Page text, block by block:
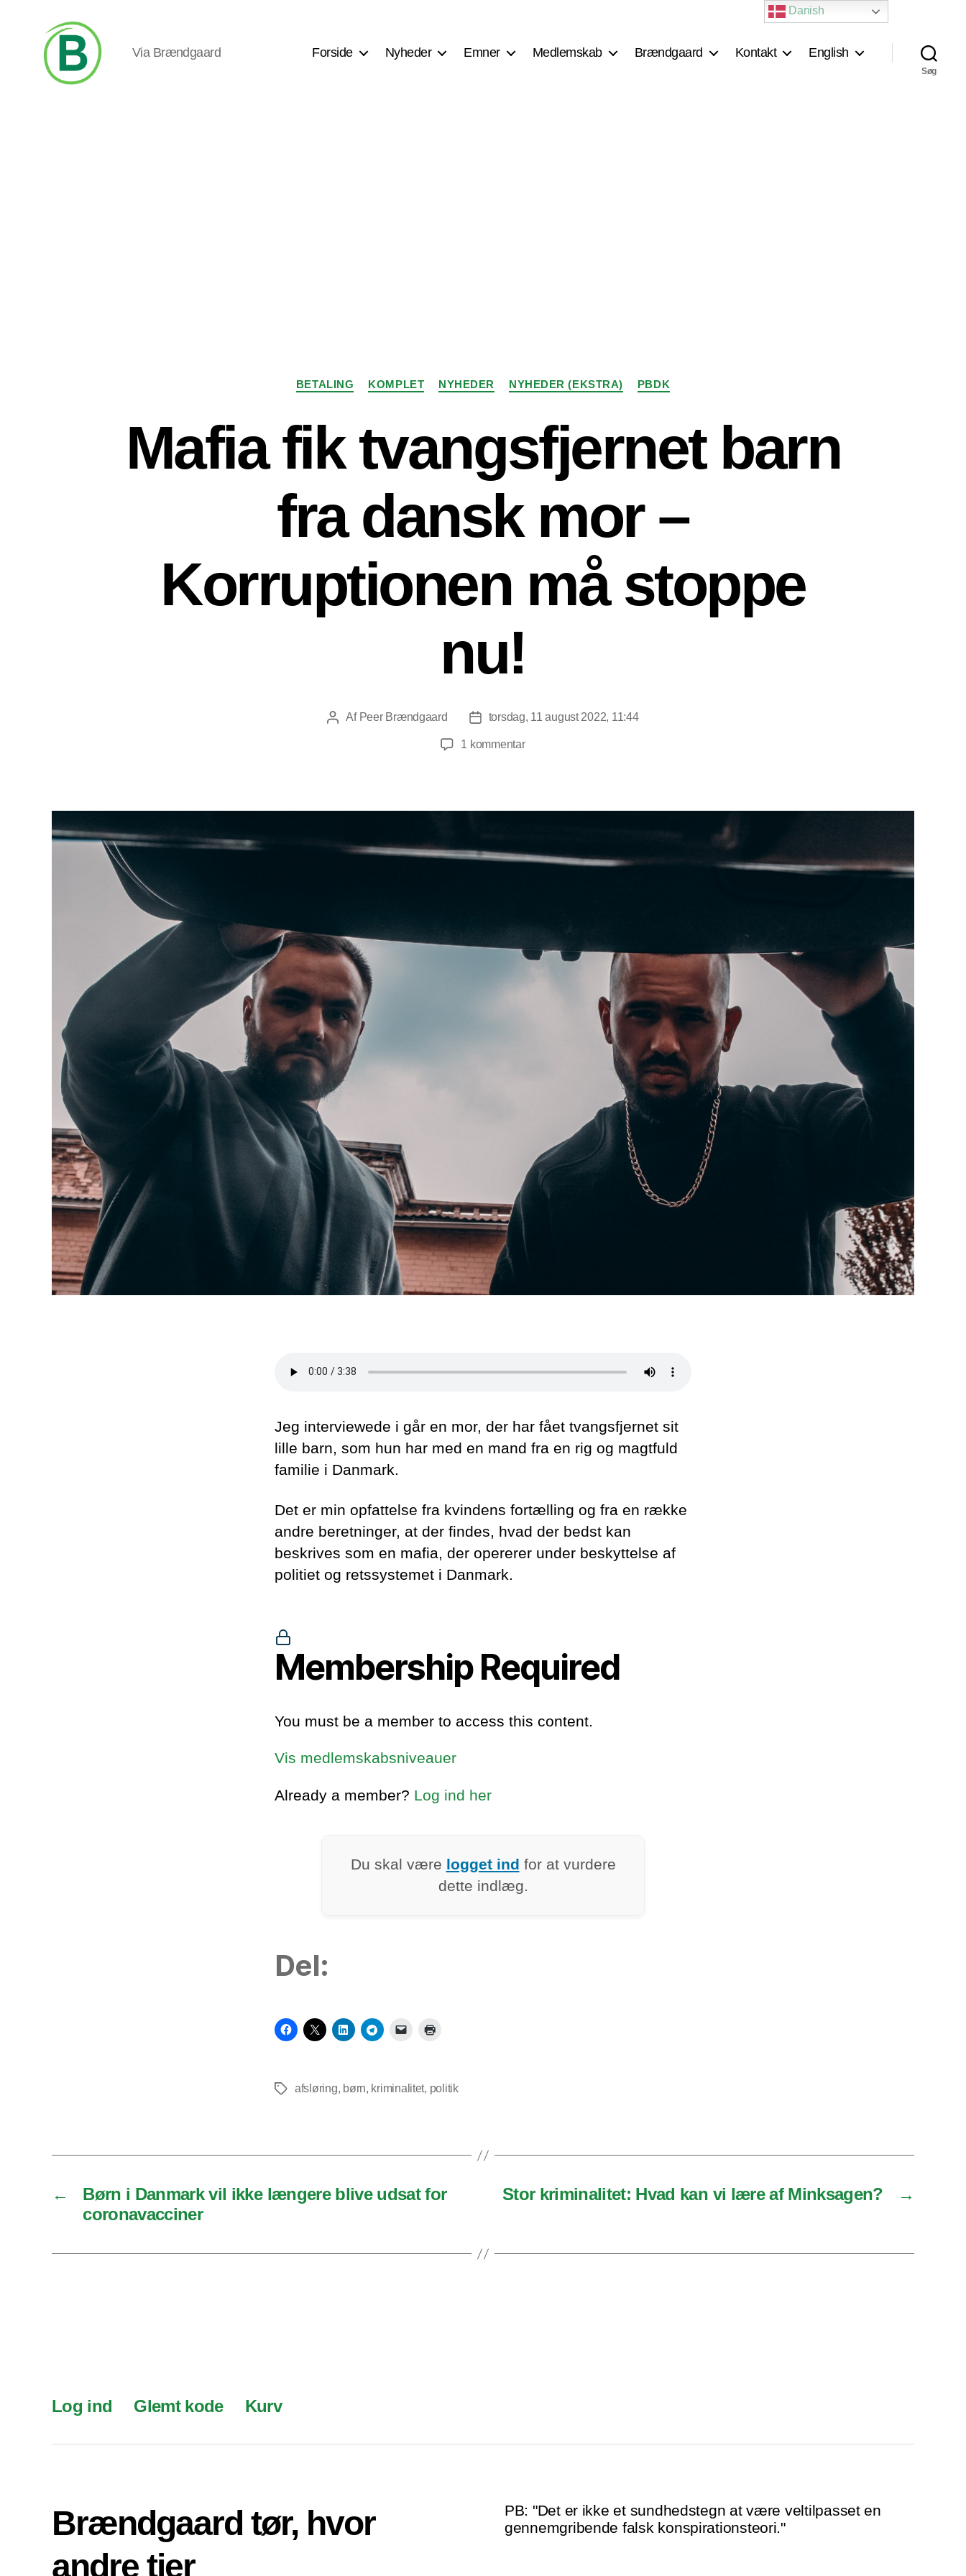
Via Brændgaard Forside Nyheder Emner Medlemskab Brændgaard Kontakt English
Søg
Kategorier
BETALING KOMPLET NYHEDER NYHEDER (EKSTRA) PBDK
Mafia fik tvangsfjernet barn
fra dansk mor –
Korruptionen må stoppe
nu!
Indlægsforfatter
Af Peer Brændgaard Indlægsdato
torsdag, 11 august 2022, 11:44
1 kommentartil
barn
mor
nu!
Jeg interviewede i går en mor, der har fået tvangsfjernet sit
lille barn, som hun har med en mand fra en rig og magtfuld
familie i Danmark.
Det er min opfattelse fra kvindens fortælling og fra en række
andre beretninger, at der findes, hvad der bedst kan
beskrives som en mafia, der opererer under beskyttelse af
politiet og retssystemet i Danmark.
Membership Required
You must be a member to access this content.
Vis medlemskabsniveauer
Already a member? Log ind her
Du skal være logget ind for at vurdere
dette indlæg.
Del:
Tagsafsløring, børn, kriminalitet, politik
←
Børn i Danmark vil ikke længere blive udsat for
coronavacciner
→
Stor kriminalitet: Hvad kan vi lære af Minksagen?
Log ind Glemt kode Kurv
Brændgaard tør, hvor
andre tier
PB: "Det er ikke et sundhedstegn at være veltilpasset en
gennemgribende falsk konspirationsteori."
Danish